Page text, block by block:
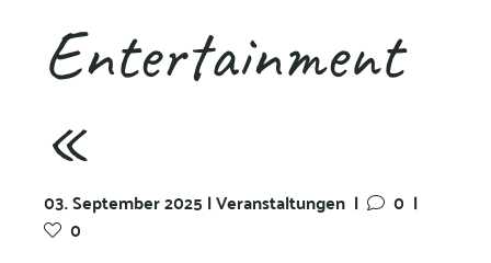
Entertainment
«
03. September 2025 | Veranstaltungen | 0 |
0